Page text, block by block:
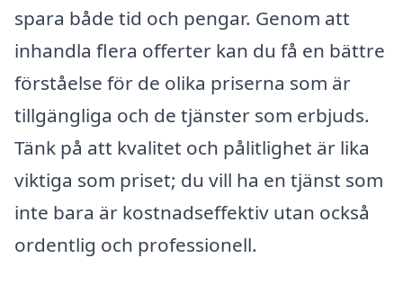
spara både tid och pengar. Genom att
inhandla flera offerter kan du få en bättre
förståelse för de olika priserna som är
tillgängliga och de tjänster som erbjuds.
Tänk på att kvalitet och pålitlighet är lika
viktiga som priset; du vill ha en tjänst som
inte bara är kostnadseffektiv utan också
ordentlig och professionell.